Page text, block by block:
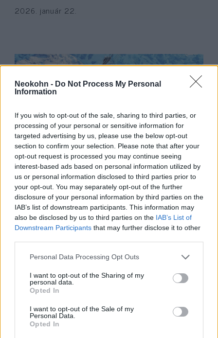
Neokohn - Do Not Process My Personal
Information
If you wish to opt-out of the sale, sharing to third parties, or
processing of your personal or sensitive information for
targeted advertising by us, please use the below opt-out
section to confirm your selection. Please note that after your
opt-out request is processed you may continue seeing
interest-based ads based on personal information utilized by
us or personal information disclosed to third parties prior to
your opt-out. You may separately opt-out of the further
disclosure of your personal information by third parties on the
IAB’s list of downstream participants. This information may
also be disclosed by us to third parties on the IAB’s List of
Downstream Participants that may further disclose it to other
Please note that this website/app uses one or more Google
not limited to your visit or usage behaviour. You may click to
grant or deny consent to Google and its third-party tags to
use your data for below specified purposes in below Google
consent section.
Personal Data Processing Opt Outs
I want to opt-out of the Sharing of my
personal data.
Opted In
I want to opt-out of the Sale of my
Personal Data.
Opted In
2026. január 22.
„Eljövünk, és megölünk titeket”-
kóser szállodát fenyegettek meg
2025. szeptember 22.
Világgazdasági Fórum: az